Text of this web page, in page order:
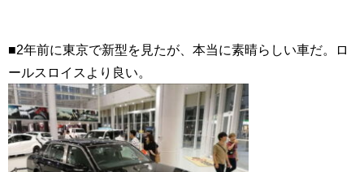
■2年前に東京で新型を見たが、本当に素晴らしい車だ。ロ
ールスロイスより良い。